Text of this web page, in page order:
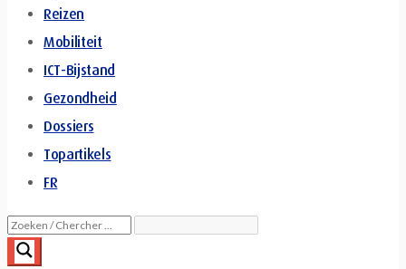
Reizen
Mobiliteit
ICT-Bijstand
Gezondheid
Dossiers
Topartikels
FR